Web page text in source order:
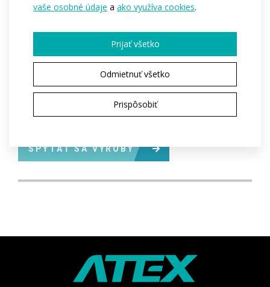
vaše osobné údaje a ako využíva cookies.
Prijať všetko
Odmietnuť všetko
Prispôsobiť
Fleece
Unisex
Veľkosti dospelí:
S-M / L-XL
SPÝTAŤ SA VÝROBY